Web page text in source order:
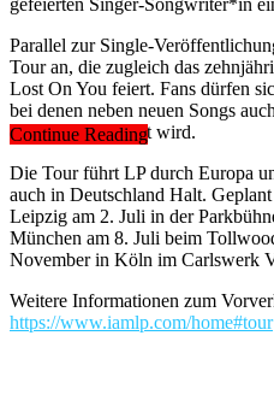
Parallel zur Single-
Tour an, die zugleich das
Lost On You feiert. Fans dürfen
bei denen neben neuen Songs
You“ live performt wird.
Die Tour führt LP durch Europa
auch in Deutschland Halt.
Leipzig am 2. Juli in der
München am 8. Juli beim
November in Köln im Carlswerk
Weitere Informationen zum
https://www.iamlp.com/home#tour
Continue Reading